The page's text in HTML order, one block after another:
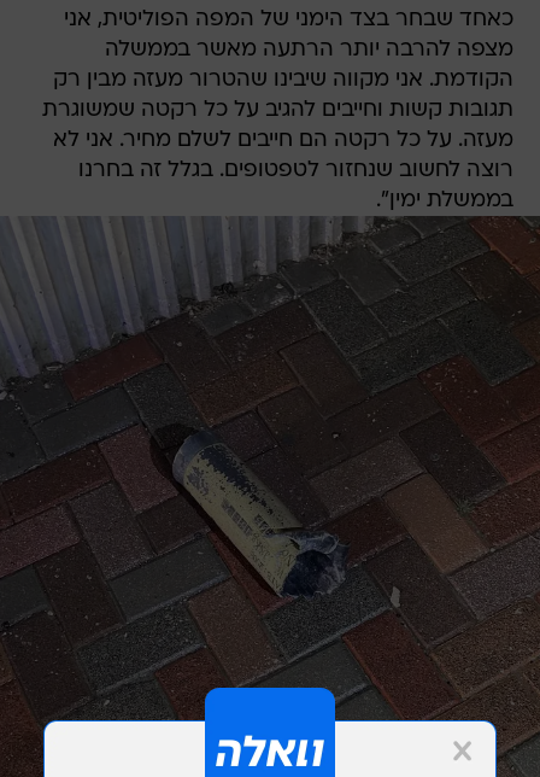
כאחד שבחר בצד הימני של המפה הפוליטית, אני
מצפה להרבה יותר הרתעה מאשר בממשלה
הקודמת. אני מקווה שיבינו שהטרור מעזה מבין רק
תגובות קשות וחייבים להגיב על כל רקטה שמשוגרת
מעזה. על כל רקטה הם חייבים לשלם מחיר. אני לא
רוצה לחשוב שנחזור לטפטופים. בגלל זה בחרנו
בממשלת ימין".